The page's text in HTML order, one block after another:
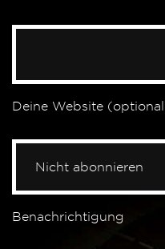
Deine Website
Benachrichtigung